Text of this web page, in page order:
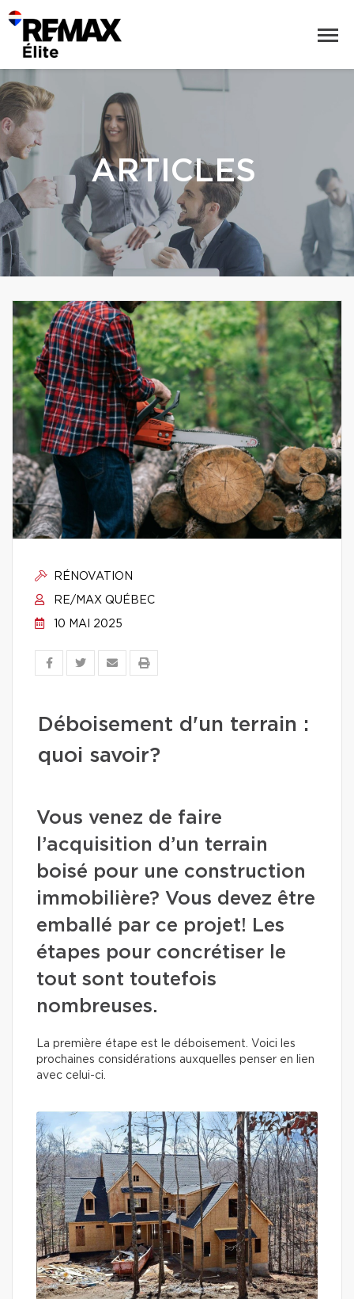
ARTICLES
RÉNOVATION
RE/MAX QUÉBEC
10 MAI 2025
Déboisement d'un terrain :
quoi savoir?
Vous venez de faire
l’acquisition d’un terrain
boisé pour une construction
immobilière? Vous devez être
emballé par ce projet! Les
étapes pour concrétiser le
tout sont toutefois
nombreuses.
La première étape est le déboisement. Voici les
prochaines considérations auxquelles penser en lien
avec celui-ci.